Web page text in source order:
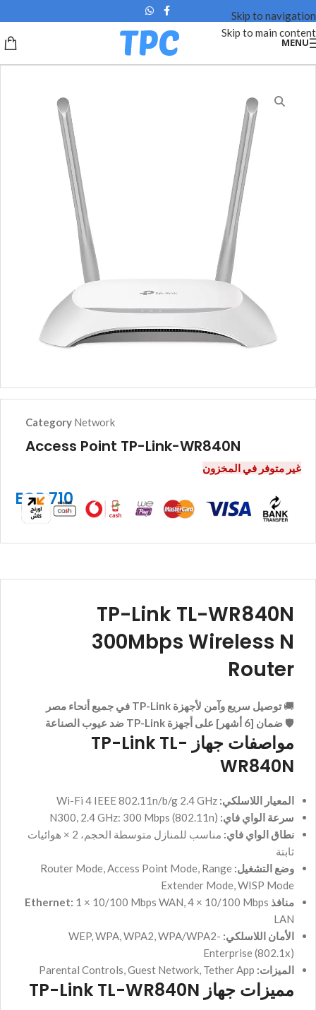
Skip to navigation
Skip to main content
MENU
Category Network
Access Point TP-Link-WR840N
EGP710
غير متوفر في المخزون
TP-Link TL-WR840N
300Mbps Wireless N
Router
🚚 توصيل سريع وآمن لأجهزة TP-Link في جميع أنحاء مصر
🛡️ضمان [6 أشهر] على أجهزة TP-Link ضد عيوب الصناعة
مواصفات جهاز TP-Link TL-
WR840N
المعيار اللاسلكي:
سرعة الواي فاي:
نطاق الواي فاي:
مناسب للمنازل متوسطة الحجم، 2 × هوائيات
ثابتة
وضع التشغيل: Router Mode, Access Point Mode, Range
Extender Mode, WISP Mode
منافذ Ethernet: 1 × 10/100 Mbps WAN, 4 × 10/100 Mbps
LAN
الأمان اللاسلكي: WEP, WPA, WPA2, WPA/WPA2-
Enterprise (802.1x)
الميزات:
مميزات جهاز TP-Link TL-WR840N